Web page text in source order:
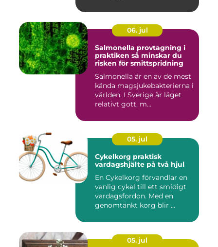
06. jul
Salmonella provtagning i
praktiken så minskar du
risken för smittspridning
Salmonella är en av de mest
kända magsjukebakterierna i
världen. I Sverige är läget
relativt gott, m...
05. jul
Cykelkorg praktisk
vardagshjälte på två hjul
En Cykelkorg förvandlar en
vanlig cykel till ett smidigt
vardagsfordon. Med en
genomtänkt korg blir ...
05. jul